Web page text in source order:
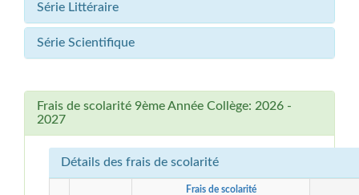
Série Littéraire
Série Scientifique
Frais de scolarité 9ème Année Collège: 2026 -
2027
Détails des frais de scolarité
Frais de scolarité